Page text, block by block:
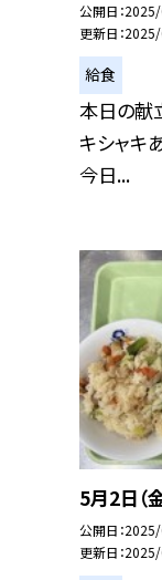
公開日
更新日
給食
本日の献
キシャキ
今日...
5月2日（
公開日
更新日